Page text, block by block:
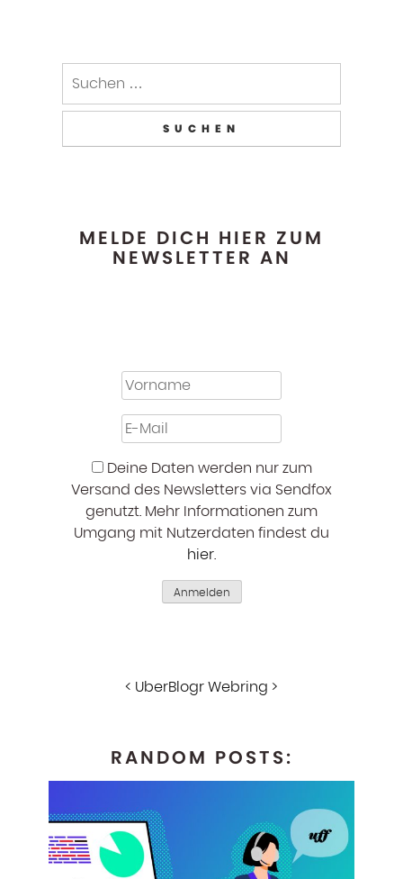
MELDE DICH HIER ZUM
NEWSLETTER AN
Deine Daten werden nur zum
Versand des Newsletters via Sendfox
genutzt. Mehr Informationen zum
Umgang mit Nutzerdaten findest du
hier.
Anmelden
< UberBlogr Webring >
RANDOM POSTS: